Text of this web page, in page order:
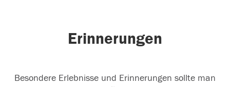
Erinnerungen
Besondere Erlebnisse und Erinnerungen sollte man